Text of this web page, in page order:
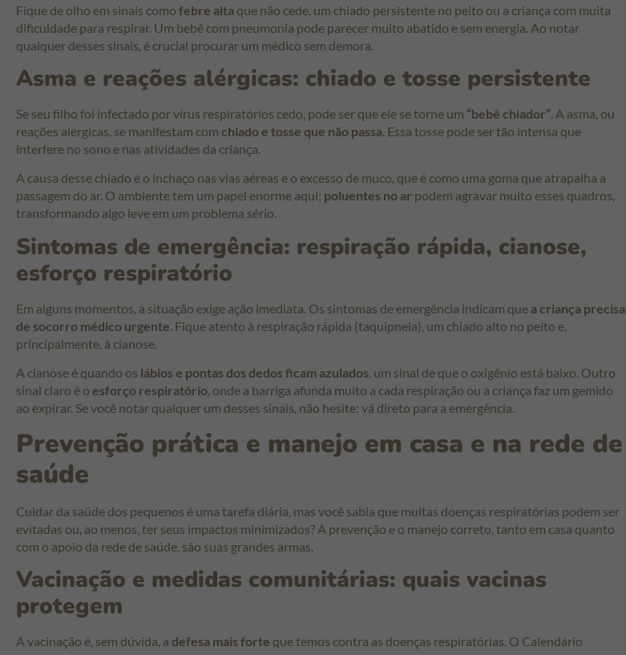
Fique de olho em sinais como febre alta que não cede, um chiado persistente no peito ou a criança com muita
dificuldade para respirar. Um bebê com pneumonia pode parecer muito abatido e sem energia. Ao notar
qualquer desses sinais, é crucial procurar um médico sem demora.
Asma e reações alérgicas: chiado e tosse persistente
Se seu filho foi infectado por vírus respiratórios cedo, pode ser que ele se torne um “bebê chiador”. A asma, ou
reações alérgicas, se manifestam com chiado e tosse que não passa. Essa tosse pode ser tão intensa que
interfere no sono e nas atividades da criança.
A causa desse chiado é o inchaço nas vias aéreas e o excesso de muco, que é como uma goma que atrapalha a
passagem do ar. O ambiente tem um papel enorme aqui; poluentes no ar podem agravar muito esses quadros,
transformando algo leve em um problema sério.
Sintomas de emergência: respiração rápida, cianose,
esforço respiratório
Em alguns momentos, a situação exige ação imediata. Os sintomas de emergência indicam que a criança precisa
de socorro médico urgente. Fique atento à respiração rápida (taquipneia), um chiado alto no peito e,
principalmente, à cianose.
A cianose é quando os lábios e pontas dos dedos ficam azulados, um sinal de que o oxigênio está baixo. Outro
sinal claro é o esforço respiratório, onde a barriga afunda muito a cada respiração ou a criança faz um gemido
ao expirar. Se você notar qualquer um desses sinais, não hesite: vá direto para a emergência.
Prevenção prática e manejo em casa e na rede de
saúde
Cuidar da saúde dos pequenos é uma tarefa diária, mas você sabia que muitas doenças respiratórias podem ser
evitadas ou, ao menos, ter seus impactos minimizados? A prevenção e o manejo correto, tanto em casa quanto
com o apoio da rede de saúde, são suas grandes armas.
Vacinação e medidas comunitárias: quais vacinas
protegem
A vacinação é, sem dúvida, a defesa mais forte que temos contra as doenças respiratórias. O Calendário